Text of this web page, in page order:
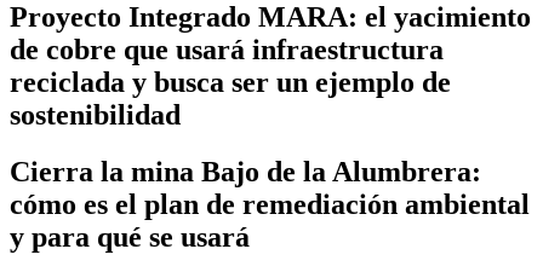
Proyecto Integrado MARA: el yacimiento
de cobre que usará infraestructura
reciclada y busca ser un ejemplo de
sostenibilidad
Cierra la mina Bajo de la Alumbrera:
cómo es el plan de remediación ambiental
y para qué se usará